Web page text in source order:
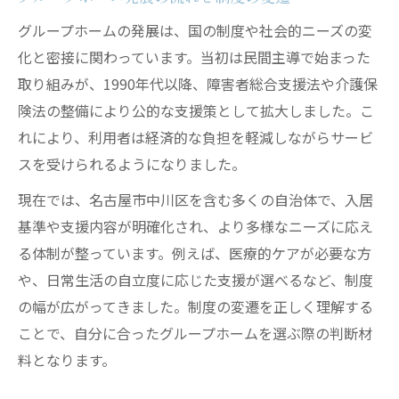
生活支援体制と周辺環境をどう比較するか
グループホームの申請条件とサポート内容
求人情報も参考にする住まい選びのコツ
入居前に確認したい生活利便性の細かな点
グループホームの発展は、国の制度や社会的ニーズの変
化と密接に関わっています。当初は民間主導で始まった
取り組みが、1990年代以降、障害者総合支援法や介護保
険法の整備により公的な支援策として拡大しました。こ
れにより、利用者は経済的な負担を軽減しながらサービ
スを受けられるようになりました。
現在では、名古屋市中川区を含む多くの自治体で、入居
基準や支援内容が明確化され、より多様なニーズに応え
る体制が整っています。例えば、医療的ケアが必要な方
や、日常生活の自立度に応じた支援が選べるなど、制度
の幅が広がってきました。制度の変遷を正しく理解する
ことで、自分に合ったグループホームを選ぶ際の判断材
料となります。